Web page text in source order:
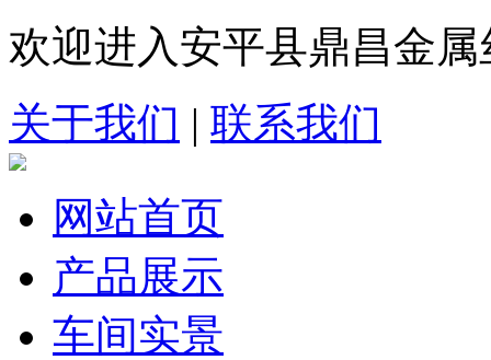
欢迎进入安平县鼎昌金
关于我们 | 联系我们
网站首页
产品展示
车间实景